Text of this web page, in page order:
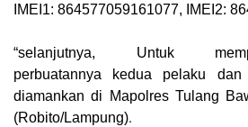
IMEI1: 864577059161077, IMEI2:
“selanjutnya, Untuk
perbuatannya kedua pelaku
diamankan di Mapolres Tulang
(Robito/Lampung).